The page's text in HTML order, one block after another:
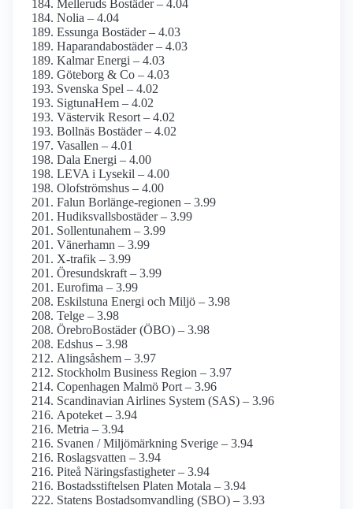
Melleruds Bostäder – 4.04
Nolia – 4.04
Essunga Bostäder – 4.03
Haparandabostäder – 4.03
Kalmar Energi – 4.03
Göteborg & Co – 4.03
Svenska Spel – 4.02
SigtunaHem – 4.02
Västervik Resort – 4.02
Bollnäs Bostäder – 4.02
Vasallen – 4.01
Dala Energi – 4.00
LEVA i Lysekil – 4.00
Olofströmshus – 4.00
Falun Borlänge-regionen – 3.99
Hudiksvallsbostäder – 3.99
Sollentunahem – 3.99
Vänerhamn – 3.99
X-trafik – 3.99
Öresundskraft – 3.99
Eurofima – 3.99
Eskilstuna Energi och Miljö – 3.98
Telge – 3.98
ÖrebroBostäder (ÖBO) – 3.98
Edshus – 3.98
Alingsåshem – 3.97
Stockholm Business Region – 3.97
Copenhagen Malmö Port – 3.96
Scandinavian Airlines System (SAS) – 3.96
Apoteket – 3.94
Metria – 3.94
Svanen / Miljömärkning Sverige – 3.94
Roslagsvatten – 3.94
Piteå Näringsfastigheter – 3.94
Bostadsstiftelsen Platen Motala – 3.94
Statens Bostads­omvandling (SBO) – 3.93